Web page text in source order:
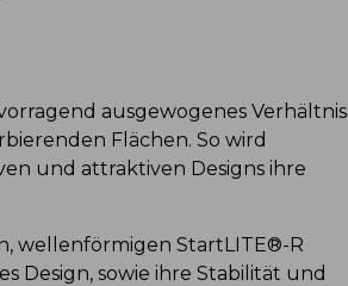
ausgewogenes Verhältnis
Flächen. So wird
und attraktiven Designs ihre
wellenförmigen StartLITE®-R
Design, sowie ihre Stabilität und